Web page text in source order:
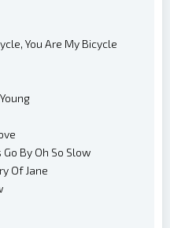
You Are My Bicycle
By Oh So Slow
Of Jane